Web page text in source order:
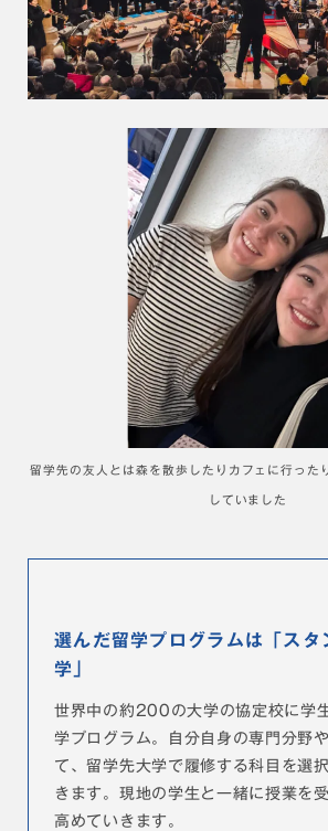
留学先の友人とは森を散歩したりカフェに行った
していました
選んだ留学プログラムは「スタ
学」
世界中の約200の大学の協定校に学
学プログラム。自分自身の専門分野
て、留学先大学で履修する科目を選
きます。現地の学生と一緒に授業を
高めていきます。